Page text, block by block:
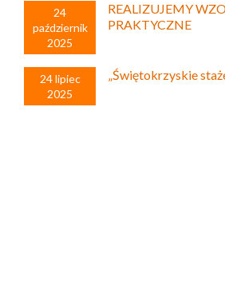
24
październik
2025
REALIZUJEMY
PRAKTYCZNE
24 lipiec
2025
„Świętokrzyskie